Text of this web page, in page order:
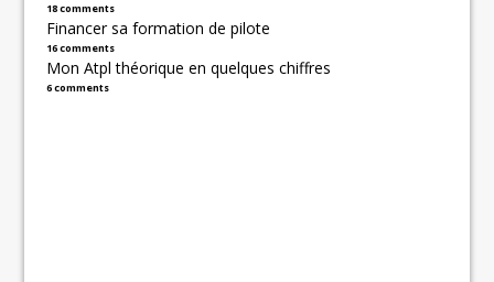
18 comments
Financer sa formation de pilote
16 comments
Mon Atpl théorique en quelques chiffres
6 comments